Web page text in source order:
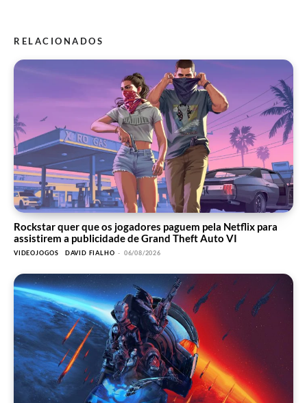
RELACIONADOS
Rockstar quer que os jogadores paguem pela Netflix para
assistirem a publicidade de Grand Theft Auto VI
VIDEOJOGOS DAVID FIALHO - 06/08/2026